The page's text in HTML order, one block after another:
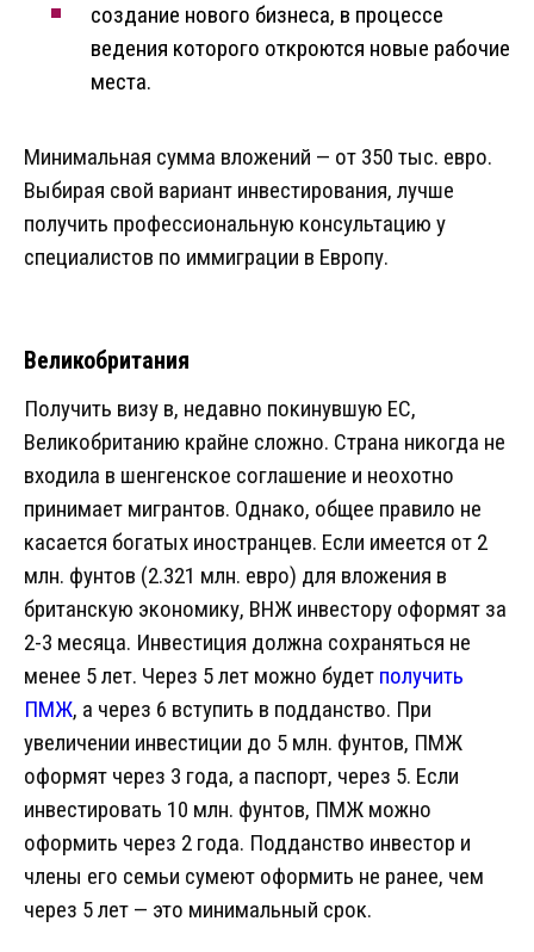
создание нового бизнеса, в процессе
ведения которого откроются новые рабочие
места.
Минимальная сумма вложений — от 350 тыс. евро.
Выбирая свой вариант инвестирования, лучше
получить профессиональную консультацию у
специалистов по иммиграции в Европу.
Великобритания
Получить визу в, недавно покинувшую ЕС,
Великобританию крайне сложно. Страна никогда не
входила в шенгенское соглашение и неохотно
принимает мигрантов. Однако, общее правило не
касается богатых иностранцев. Если имеется от 2
млн. фунтов (2.321 млн. евро) для вложения в
британскую экономику, ВНЖ инвестору оформят за
2-3 месяца. Инвестиция должна сохраняться не
менее 5 лет. Через 5 лет можно будет получить
ПМЖ, а через 6 вступить в подданство. При
увеличении инвестиции до 5 млн. фунтов, ПМЖ
оформят через 3 года, а паспорт, через 5. Если
инвестировать 10 млн. фунтов, ПМЖ можно
оформить через 2 года. Подданство инвестор и
члены его семьи сумеют оформить не ранее, чем
через 5 лет — это минимальный срок.